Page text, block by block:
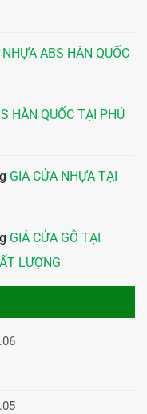
NHỰA ABS HÀN QUỐC
HÀN QUỐC TẠI PHÚ
GIÁ CỬA NHỰA TẠI
GIÁ CỬA GỖ TẠI
LƯỢNG